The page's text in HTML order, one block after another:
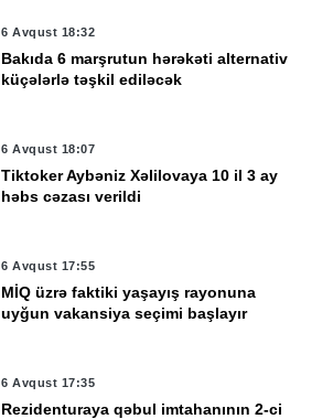
6 Avqust 18:32
Bakıda 6 marşrutun hərəkəti alternativ
küçələrlə təşkil ediləcək
6 Avqust 18:07
Tiktoker Aybəniz Xəlilovaya 10 il 3 ay
həbs cəzası verildi
6 Avqust 17:55
MİQ üzrə faktiki yaşayış rayonuna
uyğun vakansiya seçimi başlayır
6 Avqust 17:35
Rezidenturaya qəbul imtahanının 2-ci